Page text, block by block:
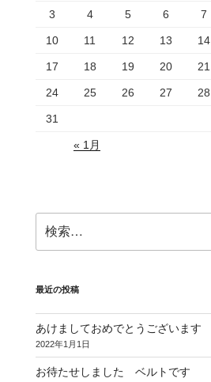
3 4 5 6 7
10 11 12 13 14
17 18 19 20 21
24 25 26 27 28
31
« 1月
索:
最近の投稿
あけましておめでとうございます
2022年1月1日
お待たせしました ベルトです